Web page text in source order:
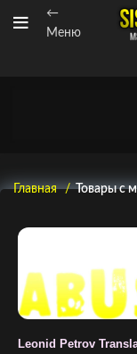
←
Меню
Главная Товары с
Leonid Petrov